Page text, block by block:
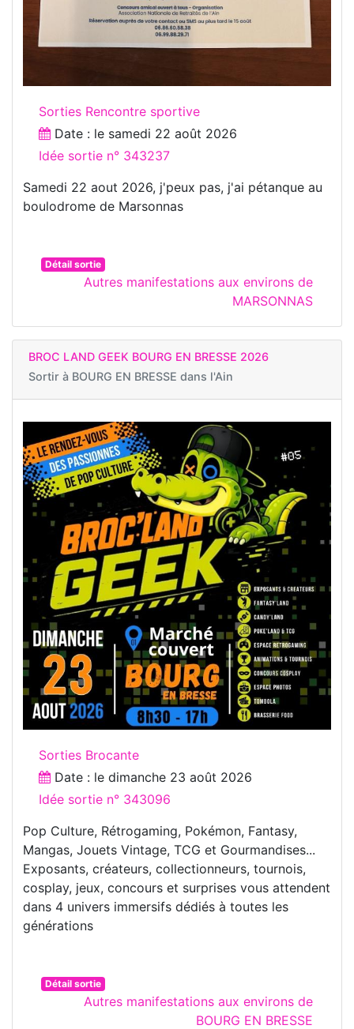
Sorties Rencontre sportive
Date : le samedi 22 août 2026
Idée sortie n° 343237
Samedi 22 aout 2026, j'peux pas, j'ai pétanque au
boulodrome de Marsonnas
Détail sortie
Autres manifestations aux environs de
MARSONNAS
BROC LAND GEEK BOURG EN BRESSE 2026
Sortir à BOURG EN BRESSE dans l'Ain
Sorties Brocante
Date : le dimanche 23 août 2026
Idée sortie n° 343096
Pop Culture, Rétrogaming, Pokémon, Fantasy,
Mangas, Jouets Vintage, TCG et Gourmandises...
Exposants, créateurs, collectionneurs, tournois,
cosplay, jeux, concours et surprises vous attendent
dans 4 univers immersifs dédiés à toutes les
générations
Détail sortie
Autres manifestations aux environs de
BOURG EN BRESSE